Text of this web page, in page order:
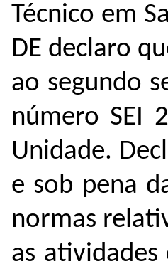
Técnico em
DE declaro
ao segundo
número SEI
Unidade.
e sob pena
normas
as